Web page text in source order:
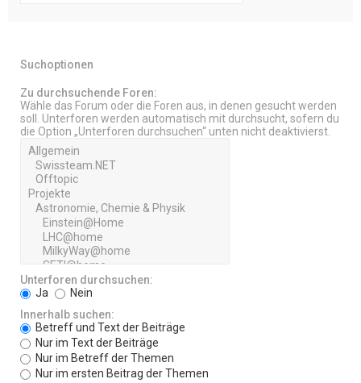
Suchoptionen
Zu durchsuchende Foren:
Wähle das Forum oder die Foren aus, in denen gesucht werden
soll. Unterforen werden automatisch mit durchsucht, sofern du
die Option „Unterforen durchsuchen“ unten nicht deaktivierst.
Unterforen durchsuchen:
Ja
Nein
Innerhalb suchen:
Betreff und Text der Beiträge
Nur im Text der Beiträge
Nur im Betreff der Themen
Nur im ersten Beitrag der Themen